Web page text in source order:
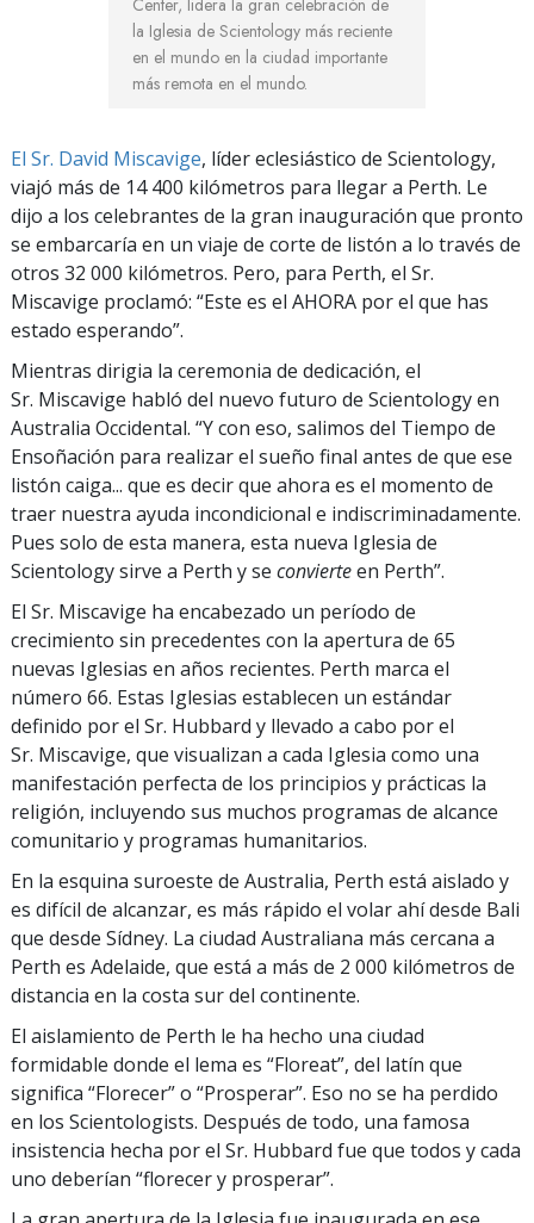
Center, lidera la gran celebración de
la Iglesia de Scientology más reciente
en el mundo en la ciudad importante
más remota en el mundo.
El Sr. David Miscavige, líder eclesiástico de Scientology,
viajó más de 14 400 kilómetros para llegar a Perth. Le
dijo a los celebrantes de la gran inauguración que pronto
se embarcaría en un viaje de corte de listón a lo través de
otros 32 000 kilómetros. Pero, para Perth, el Sr.
Miscavige proclamó: “Este es el AHORA por el que has
estado esperando”.
Mientras dirigia la ceremonia de dedicación, el
Sr. Miscavige habló del nuevo futuro de Scientology en
Australia Occidental. “Y con eso, salimos del Tiempo de
Ensoñación para realizar el sueño final antes de que ese
listón caiga... que es decir que ahora es el momento de
traer nuestra ayuda incondicional e indiscriminadamente.
Pues solo de esta manera, esta nueva Iglesia de
Scientology sirve a Perth y se convierteen Perth”.
El Sr. Miscavige ha encabezado un período de
crecimiento sin precedentes con la apertura de 65
nuevas Iglesias en años recientes. Perth marca el
número 66. Estas Iglesias establecen un estándar
definido por el Sr. Hubbard y llevado a cabo por el
Sr. Miscavige, que visualizan a cada Iglesia como una
manifestación perfecta de los principios y prácticas la
religión, incluyendo sus muchos programas de alcance
comunitario y programas humanitarios.
En la esquina suroeste de Australia, Perth está aislado y
es difícil de alcanzar, es más rápido el volar ahí desde Bali
que desde Sídney. La ciudad Australiana más cercana a
Perth es Adelaide, que está a más de 2 000 kilómetros de
distancia en la costa sur del continente.
El aislamiento de Perth le ha hecho una ciudad
formidable donde el lema es “Floreat”, del latín que
significa “Florecer” o “Prosperar”. Eso no se ha perdido
en los Scientologists. Después de todo, una famosa
insistencia hecha por el Sr. Hubbard fue que todos y cada
uno deberían “florecer y prosperar”.